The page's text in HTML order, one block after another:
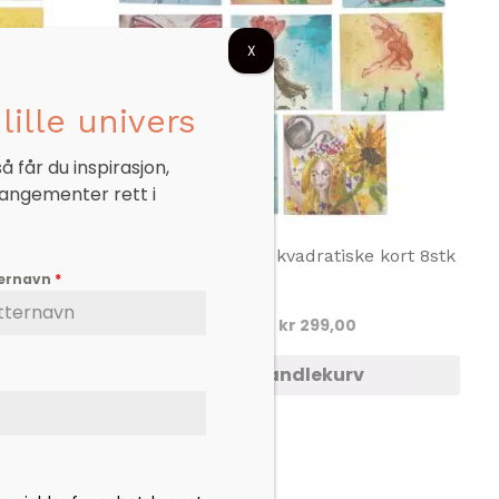
Kunstkort – Brettet kvadratiske kort 8stk
Opprinnelig
var:
kr 299,00Nåværende
er:
Legg i handlekurv
univers
får du inspirasjon,
rett i
*
X